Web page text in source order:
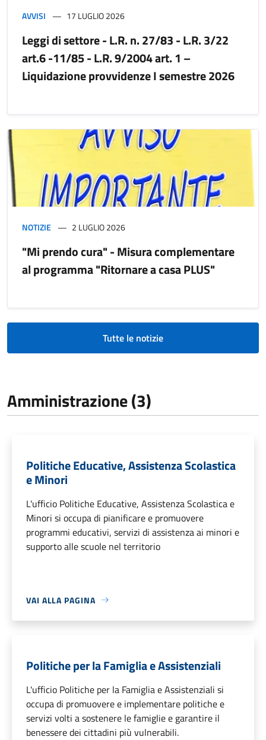
AVVISI 17 LUGLIO 2026
Leggi di settore - L.R. n. 27/83 - L.R. 3/22
art.6 -11/85 - L.R. 9/2004 art. 1 –
Liquidazione provvidenze I semestre 2026
NOTIZIE 2 LUGLIO 2026
"Mi prendo cura" - Misura complementare
al programma "Ritornare a casa PLUS"
Tutte le notizie
Amministrazione (3)
Politiche Educative, Assistenza Scolastica
e Minori
L'ufficio Politiche Educative, Assistenza Scolastica e
Minori si occupa di pianificare e promuovere
programmi educativi, servizi di assistenza ai minori e
supporto alle scuole nel territorio
VAI ALLA PAGINA
Politiche per la Famiglia e Assistenziali
L'ufficio Politiche per la Famiglia e Assistenziali si
occupa di promuovere e implementare politiche e
servizi volti a sostenere le famiglie e garantire il
benessere dei cittadini più vulnerabili.